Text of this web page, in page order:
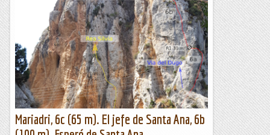
Mariadri, 6c (65 m). El jefe de Santa Ana, 6b